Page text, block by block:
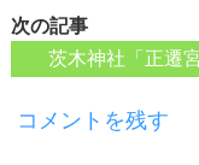
次の記事
茨木神社「正遷
コメントを残す